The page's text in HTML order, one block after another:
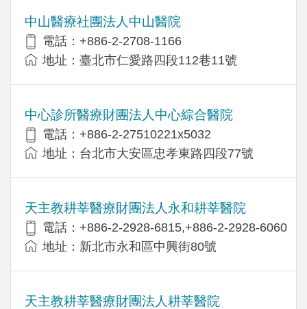
中山醫療社團法人中山醫院
電話：+886-2-2708-1166
地址：臺北市仁愛路四段112巷11號
中心診所醫療財團法人中心綜合醫院
電話：+886-2-27510221x5032
地址：台北市大安區忠孝東路四段77號
天主教耕莘醫療財團法人永和耕莘醫院
電話：+886-2-2928-6815,+886-2-2928-6060
地址：新北市永和區中興街80號
天主教耕莘醫療財團法人耕莘醫院